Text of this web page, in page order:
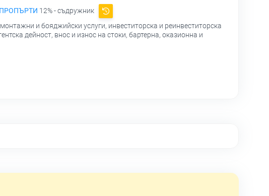
12% - съдружник
и бояджийски услуги, инвеститорска и реинвеститорска
дейност, внос и износ на стоки, бартерна, оказионна и